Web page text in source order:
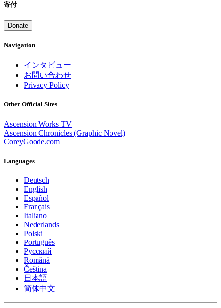
寄付
Donate
Navigation
インタビュー
お問い合わせ
Privacy Policy
Other Official Sites
Ascension Works TV
Ascension Chronicles (Graphic Novel)
CoreyGoode.com
Languages
Deutsch
English
Español
Français
Italiano
Nederlands
Polski
Português
Pусский
Română
Čeština
日本語
简体中文